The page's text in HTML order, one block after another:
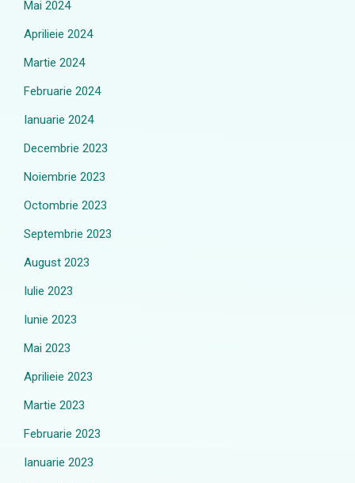
Mai 2024
Aprilieie 2024
Martie 2024
Februarie 2024
Ianuarie 2024
Decembrie 2023
Noiembrie 2023
Octombrie 2023
Septembrie 2023
August 2023
Iulie 2023
Iunie 2023
Mai 2023
Aprilieie 2023
Martie 2023
Februarie 2023
Ianuarie 2023